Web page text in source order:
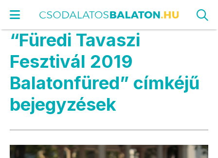
“Füredi Tavaszi
Fesztivál 2019
Balatonfüred” címkéjű
bejegyzések